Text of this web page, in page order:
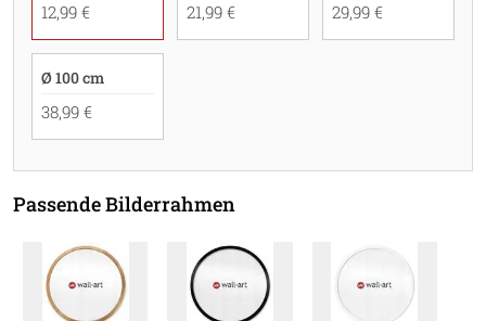
12,99 € 21,99 € 29,99 €
Ø 100 cm
38,99 €
Passende Bilderrahmen